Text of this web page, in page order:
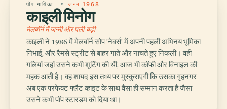
पॉप गायिका जन्म 1968
काइली मिनोग
मेलबॉर्न में जन्मी और पली-बढ़ी
काइली ने 1986 में मेलबॉर्न सोप 'नेबर्स' में अपनी पहली अभिनय भूमिका
निभाई, और रैमसे स्ट्रीट से बाहर गाते और नाचते हुए निकली। वही
गलियां जहां उसने कभी शूटिंग की थी, आज भी कॉफी और विनाइल की
महक आती है। वह शायद इस तथ्य पर मुस्कुराएगी कि उसका गृहनगर
अब एक परफेक्ट फ्लैट व्हाइट के साथ वैसा ही सम्मान करता है जैसा
उसने कभी पॉप स्टारडम को दिया था।